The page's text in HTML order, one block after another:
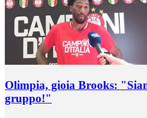
Olimpia, gioia Brooks:
gruppo!"